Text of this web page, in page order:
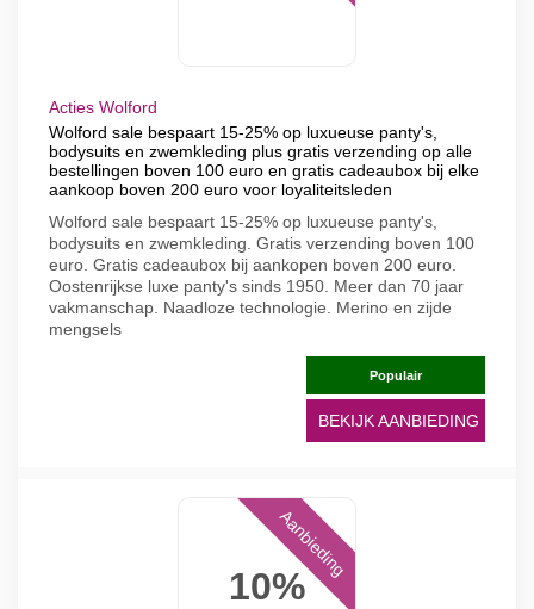
Acties Wolford
Wolford sale bespaart 15-25% op luxueuse panty's,
bodysuits en zwemkleding plus gratis verzending op alle
bestellingen boven 100 euro en gratis cadeaubox bij elke
aankoop boven 200 euro voor loyaliteitsleden
Wolford sale bespaart 15-25% op luxueuse panty's,
bodysuits en zwemkleding. Gratis verzending boven 100
euro. Gratis cadeaubox bij aankopen boven 200 euro.
Oostenrijkse luxe panty's sinds 1950. Meer dan 70 jaar
vakmanschap. Naadloze technologie. Merino en zijde
mengsels
Populair
BEKIJK AANBIEDING
10%
Aanbieding